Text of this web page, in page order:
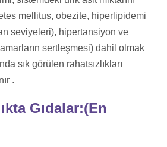
mellitus, obezite, hiperlipidemi
seviyeleri), hipertansiyon ve
sertleşmesi) dahil olmak
sık görülen rahatsızlıkları
.
Gıdalar:(En